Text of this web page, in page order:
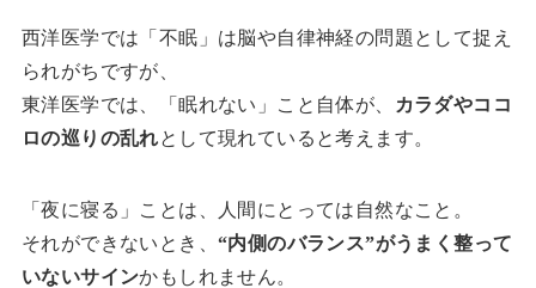
西洋医学では「不眠」は脳や自律神経の問題として捉え
られがちですが、
東洋医学では、「眠れない」こと自体が、
カラダやココ
ロの巡りの乱れとして現れていると考えます。
「夜に寝る」ことは、人間にとっては自然なこと。
それができないとき、 “内側のバランス”がうまく整って
いないサインかもしれません。